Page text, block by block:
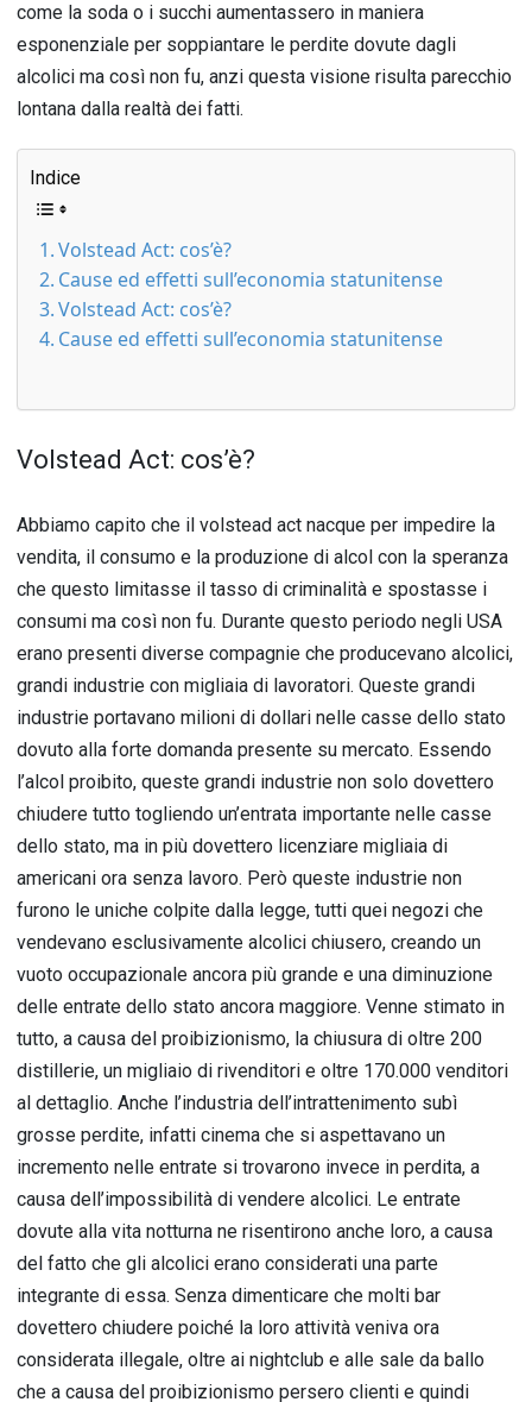
come la soda o i succhi aumentassero in maniera
esponenziale per soppiantare le perdite dovute dagli
alcolici ma così non fu, anzi questa visione risulta parecchio
lontana dalla realtà dei fatti.
Indice
Volstead Act: cos’è?
Cause ed effetti sull’economia statunitense
Volstead Act: cos’è?
Cause ed effetti sull’economia statunitense
Volstead Act: cos’è?
Abbiamo capito che il volstead act nacque per impedire la
vendita, il consumo e la produzione di alcol con la speranza
che questo limitasse il tasso di criminalità e spostasse i
consumi ma così non fu. Durante questo periodo negli USA
erano presenti diverse compagnie che producevano alcolici,
grandi industrie con migliaia di lavoratori. Queste grandi
industrie portavano milioni di dollari nelle casse dello stato
dovuto alla forte domanda presente su mercato. Essendo
l’alcol proibito, queste grandi industrie non solo dovettero
chiudere tutto togliendo un’entrata importante nelle casse
dello stato, ma in più dovettero licenziare migliaia di
americani ora senza lavoro. Però queste industrie non
furono le uniche colpite dalla legge, tutti quei negozi che
vendevano esclusivamente alcolici chiusero, creando un
vuoto occupazionale ancora più grande e una diminuzione
delle entrate dello stato ancora maggiore. Venne stimato in
tutto, a causa del proibizionismo, la chiusura di oltre 200
distillerie, un migliaio di rivenditori e oltre 170.000 venditori
al dettaglio. Anche l’industria dell’intrattenimento subì
grosse perdite, infatti cinema che si aspettavano un
incremento nelle entrate si trovarono invece in perdita, a
causa dell’impossibilità di vendere alcolici. Le entrate
dovute alla vita notturna ne risentirono anche loro, a causa
del fatto che gli alcolici erano considerati una parte
integrante di essa. Senza dimenticare che molti bar
dovettero chiudere poiché la loro attività veniva ora
considerata illegale, oltre ai nightclub e alle sale da ballo
che a causa del proibizionismo persero clienti e quindi